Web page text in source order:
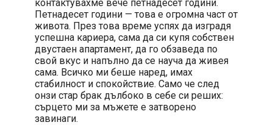
контактувахме вече петнадесет години.
Петнадесет години — това е огромна част от
живота. През това време успях да изградя
успешна кариера, сама да си купя собствен
двустаен апартамент, да го обзаведа по
свой вкус и напълно да се науча да живея
сама. Всичко ми беше наред, имах
стабилност и спокойствие. Само че след
онзи стар брак дълбоко в себе си реших:
сърцето ми за мъжете е затворено
завинаги.